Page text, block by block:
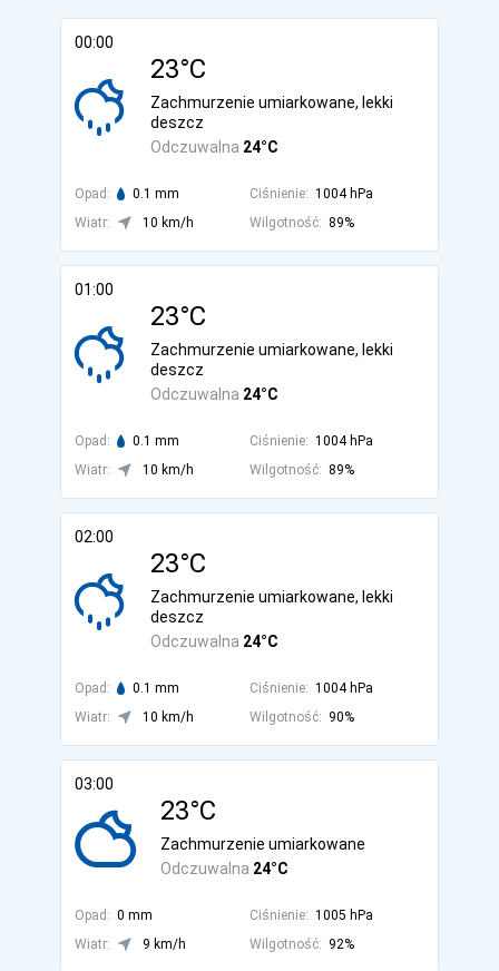
00:00
23°C
Odczuwalna 24°C
Zachmurzenie umiarkowane, lekki
deszcz
Opad: 0.1 mm Ciśnienie: 1004 hPa
Wiatr:
10 km/h Wilgotność: 89%
01:00
23°C
Odczuwalna 24°C
Zachmurzenie umiarkowane, lekki
deszcz
Opad: 0.1 mm Ciśnienie: 1004 hPa
Wiatr:
10 km/h Wilgotność: 89%
02:00
23°C
Odczuwalna 24°C
Zachmurzenie umiarkowane, lekki
deszcz
Opad: 0.1 mm Ciśnienie: 1004 hPa
Wiatr:
10 km/h Wilgotność: 90%
03:00
23°C
Odczuwalna 24°C
Zachmurzenie umiarkowane
Opad: 0 mm Ciśnienie: 1005 hPa
Wiatr:
9 km/h Wilgotność: 92%